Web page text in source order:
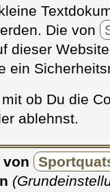
Die von
dieser
ein
ob Du die
ablehnst.
von